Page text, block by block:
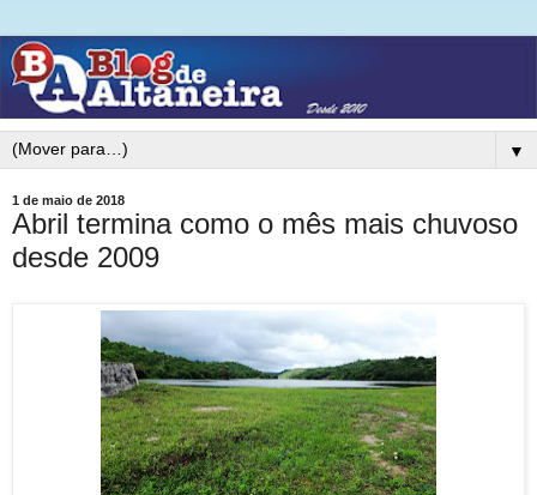
▼
1 de maio de 2018
Abril termina como o mês mais chuvoso
desde 2009